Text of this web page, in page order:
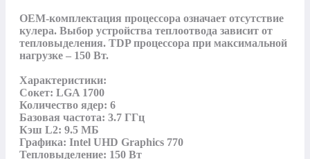
OEM-комплектация процессора означает отсутствие
кулера. Выбор устройства теплоотвода зависит от
тепловыделения. TDP процессора при максимальной
нагрузке – 150 Вт.
Характеристики:
Сокет: LGA 1700
Количество ядер: 6
Базовая частота: 3.7 ГГц
Кэш L2: 9.5 МБ
Графика: Intel UHD Graphics 770
Тепловыделение: 150 Вт